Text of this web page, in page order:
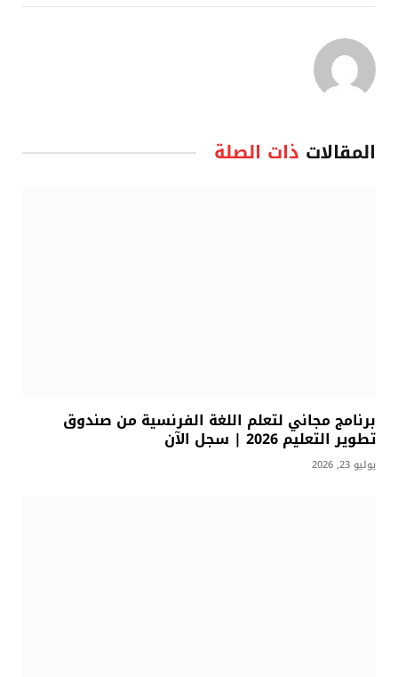
المقالات ذات الصلة
برنامج مجاني لتعلم اللغة الفرنسية من صندوق
تطوير التعليم 2026 | سجل الآن
يوليو 23, 2026